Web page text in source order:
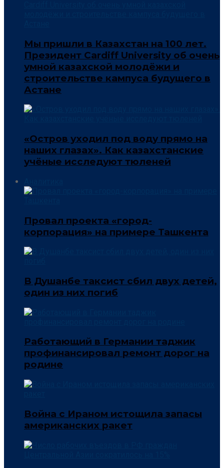
Мы пришли в Казахстан на 100 лет.
Президент Cardiff University об очень
умной казахской молодёжи и
строительстве кампуса будущего в
Астане
«Остров уходил под воду прямо на
наших глазах». Как казахстанские
учёные исследуют тюленей
Провал проекта «город-
корпорация» на примере Ташкента
В Душанбе таксист сбил двух детей,
один из них погиб
Работающий в Германии таджик
профинансировал ремонт дорог на
родине
Война с Ираном истощила запасы
американских ракет